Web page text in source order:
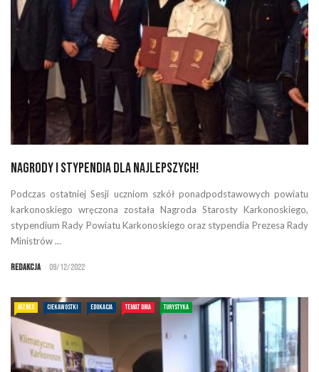
Nagrody i stypendia dla najlepszych!
Podczas ostatniej Sesji uczniom szkół ponadpodstawowych powiatu
karkonoskiego wręczona została Nagroda Starosty Karkonoskiego,
stypendium Rady Powiatu Karkonoskiego oraz stypendia Prezesa Rady
Ministrów ...
Redakcja 09/12/2022
BIZNES CIEKAWOSTKI EDUKACJA TEMAT DNIA TURYSTYKA